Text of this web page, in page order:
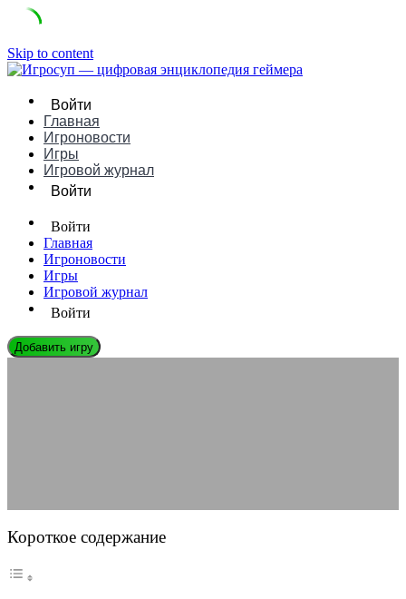
Skip to content
Войти
Главная
Игроновости
Игры
Игровой журнал
Войти
Войти
Главная
Игроновости
Игры
Игровой журнал
Войти
Добавить игру
Короткое содержание